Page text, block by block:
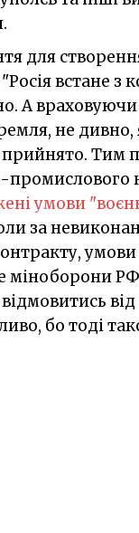
для
встане з
А враховуючи
не дивно,
Тим
промислового
умови
за
умови
міноборони
відмовитись
бо тоді